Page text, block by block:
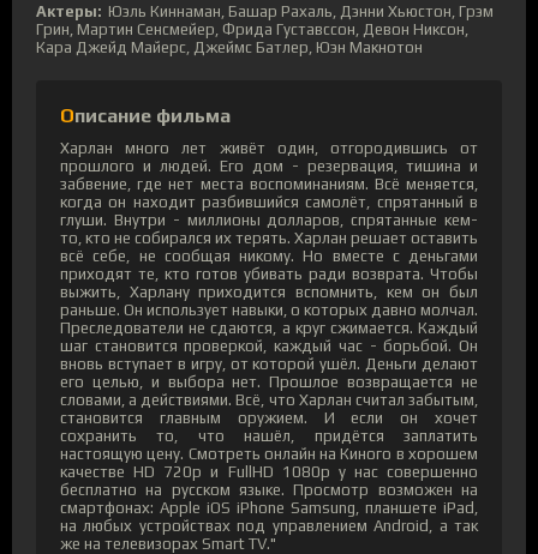
Актеры: Юэль Киннаман, Башар Рахаль, Дэнни Хьюстон, Грэм
Грин, Мартин Сенсмейер, Фрида Густавссон, Девон Никсон,
Кара Джейд Майерс, Джеймс Батлер, Юэн Макнотон
Описание фильма
Харлан много лет живёт один, отгородившись от
прошлого и людей. Его дом - резервация, тишина и
забвение, где нет места воспоминаниям. Всё меняется,
когда он находит разбившийся самолёт, спрятанный в
глуши. Внутри - миллионы долларов, спрятанные кем-
то, кто не собирался их терять. Харлан решает оставить
всё себе, не сообщая никому. Но вместе с деньгами
приходят те, кто готов убивать ради возврата. Чтобы
выжить, Харлану приходится вспомнить, кем он был
раньше. Он использует навыки, о которых давно молчал.
Преследователи не сдаются, а круг сжимается. Каждый
шаг становится проверкой, каждый час - борьбой. Он
вновь вступает в игру, от которой ушёл. Деньги делают
его целью, и выбора нет. Прошлое возвращается не
словами, а действиями. Всё, что Харлан считал забытым,
становится главным оружием. И если он хочет
сохранить то, что нашёл, придётся заплатить
настоящую цену. Смотреть онлайн на Киного в хорошем
качестве HD 720p и FullHD 1080p у нас совершенно
бесплатно на русском языке. Просмотр возможен на
смартфонах: Apple iOS iPhone Samsung, планшете iPad,
на любых устройствах под управлением Android, а так
же на телевизорах Smart TV."